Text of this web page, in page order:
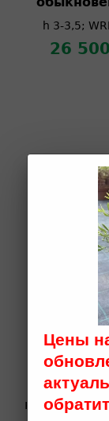
h 3-3,5;
26
Высокий
Цены